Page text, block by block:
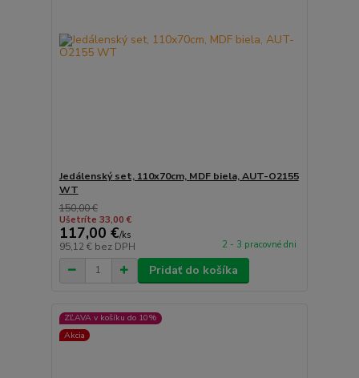
Jedálenský set, 110x70cm, MDF biela, AUT-O2155
WT
150,00 €
Ušetríte 33,00 €
117,00 €/ks
95,12 € bez DPH 2 - 3 pracovné dni
Pridať do košíka
ZĽAVA v košíku do 10%
Akcia